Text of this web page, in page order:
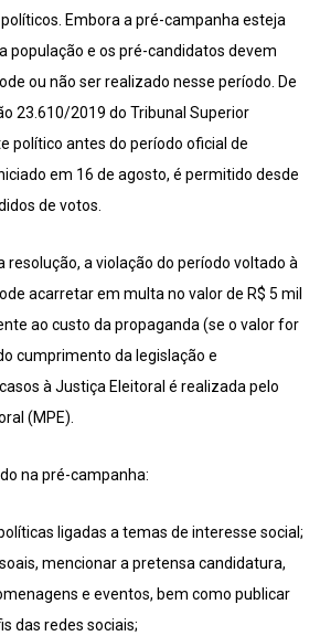
Embora a pré-campanha esteja
população e os pré-candidatos devem
ou não ser realizado nesse período. De
23.610/2019 do Tribunal Superior
político antes do período oficial de
em 16 de agosto, é permitido desde
de votos.
resolução, a violação do período voltado à
acarretar em multa no valor de R$ 5 mil
ao custo da propaganda (se o valor for
cumprimento da legislação e
à Justiça Eleitoral é realizada pelo
(MPE).
na pré-campanha:
ligadas a temas de interesse social;
mencionar a pretensa candidatura,
e eventos, bem como publicar
das redes sociais;